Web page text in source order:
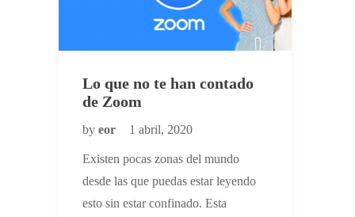
Lo que no te han contado
de Zoom
by eor 1 abril, 2020
Existen pocas zonas del mundo
desde las que puedas estar leyendo
esto sin estar confinado. Esta